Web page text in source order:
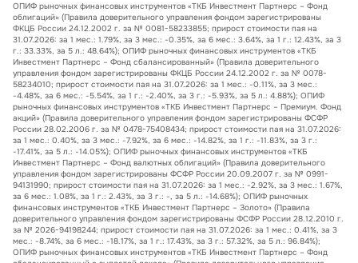
ОПИФ рыночных финансовых инструментов «ТКБ Инвестмент Партнерс – Фонд
облигаций» (Правила доверительного управления фондом зарегистрированы
ФКЦБ России 24.12.2002 г. за № 0081-58233855; прирост стоимости пая на
31.07.2026: за 1 мес.: 1.79%, за 3 мес.: -0.35%, за 6 мес.: 3.64%, за 1 г.: 12.43%, за 3
г.: 33.33%, за 5 л.: 48.64%); ОПИФ рыночных финансовых инструментов «ТКБ
Инвестмент Партнерс – Фонд сбалансированный» (Правила доверительного
управления фондом зарегистрированы ФКЦБ России 24.12.2002 г. за № 0078-
58234010; прирост стоимости пая на 31.07.2026: за 1 мес.: -0.11%, за 3 мес.:
-4.48%, за 6 мес.: -5.54%, за 1 г.: -2.40%, за 3 г.: -5.93%, за 5 л.: 4.88%); ОПИФ
рыночных финансовых инструментов «ТКБ Инвестмент Партнерс – Премиум. Фонд
акций» (Правила доверительного управления фондом зарегистрированы ФСФР
России 28.02.2006 г. за № 0478-75408434; прирост стоимости пая на 31.07.2026:
за 1 мес.: 0.40%, за 3 мес.: -7.92%, за 6 мес.: -14.82%, за 1 г.: -11.83%, за 3 г.:
-17.41%, за 5 л.: -14.05%); ОПИФ рыночных финансовых инструментов «ТКБ
Инвестмент Партнерс – Фонд валютных облигаций» (Правила доверительного
управления фондом зарегистрированы ФСФР России 20.09.2007 г. за № 0991-
94131990; прирост стоимости пая на 31.07.2026: за 1 мес.: -2.92%, за 3 мес.: 1.67%,
за 6 мес.: 1.08%, за 1 г.: 2.43%, за 3 г.: -, за 5 л.: -14.68%); ОПИФ рыночных
финансовых инструментов «ТКБ Инвестмент Партнерс – Золото» (Правила
доверительного управления фондом зарегистрированы ФСФР России 28.12.2010 г.
за № 2026-94198244; прирост стоимости пая на 31.07.2026: за 1 мес.: 0.41%, за 3
мес.: -8.74%, за 6 мес.: -18.17%, за 1 г.: 17.43%, за 3 г.: 57.32%, за 5 л.: 96.84%);
ОПИФ рыночных финансовых инструментов «ТКБ Инвестмент Партнерс – Фонд